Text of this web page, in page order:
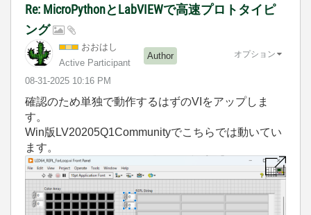
Re: MicroPythonとLabVIEWで高速プロトタイピ
ング
おおはし
Active Participant
Author
‎08-31-2025 10:16 PM
オプション
確認のため単独で動作するはずのVIをアップしま
す。
Win版LV20205Q1Communityでこちらでは動いてい
ます。